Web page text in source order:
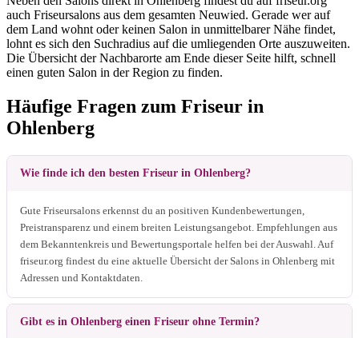
auch Friseursalons aus dem gesamten Neuwied. Gerade wer auf
dem Land wohnt oder keinen Salon in unmittelbarer Nähe findet,
lohnt es sich den Suchradius auf die umliegenden Orte auszuweiten.
Die Übersicht der Nachbarorte am Ende dieser Seite hilft, schnell
einen guten Salon in der Region zu finden.
Häufige Fragen zum Friseur in
Ohlenberg
Wie finde ich den besten Friseur in Ohlenberg?
Gute Friseursalons erkennst du an positiven Kundenbewertungen,
Preistransparenz und einem breiten Leistungsangebot. Empfehlungen aus
dem Bekanntenkreis und Bewertungsportale helfen bei der Auswahl. Auf
friseur.org findest du eine aktuelle Übersicht der Salons in Ohlenberg mit
Adressen und Kontaktdaten.
Gibt es in Ohlenberg einen Friseur ohne Termin?